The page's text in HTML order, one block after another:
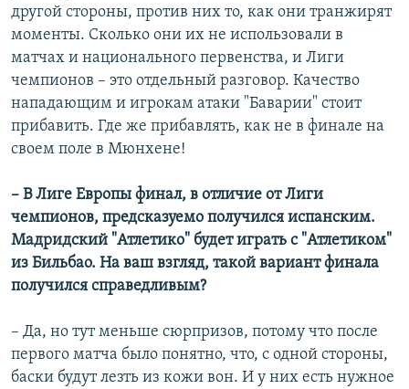
другой стороны, против них то, как они транжирят
моменты. Сколько они их не использовали в
матчах и национального первенства, и Лиги
чемпионов – это отдельный разговор. Качество
нападающим и игрокам атаки "Баварии" стоит
прибавить. Где же прибавлять, как не в финале на
своем поле в Мюнхене!
– В Лиге Европы финал, в отличие от Лиги
чемпионов, предсказуемо получился испанским.
Мадридский "Атлетико" будет играть с "Атлетиком"
из Бильбао. На ваш взгляд, такой вариант финала
получился справедливым?
– Да, но тут меньше сюрпризов, потому что после
первого матча было понятно, что, с одной стороны,
баски будут лезть из кожи вон. И у них есть нужное